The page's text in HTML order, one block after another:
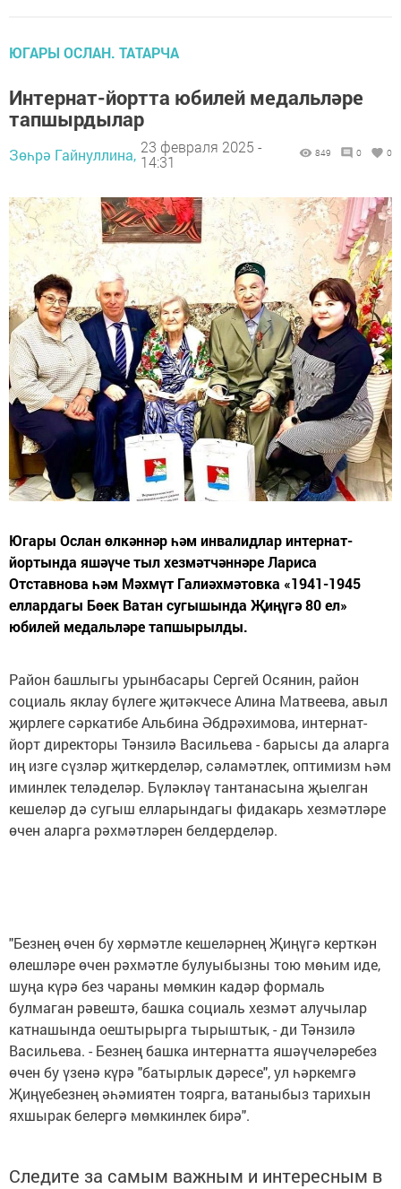
ЮГАРЫ ОСЛАН. ТАТАРЧА
Интернат-йортта юбилей медальләре
тапшырдылар
Зөһрә Гайнуллина, 23 февраля 2025 -
14:31
849 0 0
Югары Ослан өлкәннәр һәм инвалидлар интернат-
йортында яшәүче тыл хезмәтчәннәре Лариса
Отставнова һәм Мәхмүт Галиәхмәтовка «1941-1945
еллардагы Бөек Ватан сугышында Җиңүгә 80 ел»
юбилей медальләре тапшырылды.
Район башлыгы урынбасары Сергей Осянин, район
социаль яклау бүлеге җитәкчесе Алина Матвеева, авыл
җирлеге сәркатибе Альбина Әбдрәхимова, интернат-
йорт директоры Тәнзилә Васильева - барысы да аларга
иң изге сүзләр җиткерделәр, сәламәтлек, оптимизм һәм
иминлек теләделәр. Бүләкләү тантанасына җыелган
кешеләр дә сугыш елларындагы фидакарь хезмәтләре
өчен аларга рәхмәтләрен белдерделәр.
"Безнең өчен бу хөрмәтле кешеләрнең Җиңүгә керткән
өлешләре өчен рәхмәтле булуыбызны тою мөһим иде,
шуңа күрә без чараны мөмкин кадәр формаль
булмаган рәвештә, башка социаль хезмәт алучылар
катнашында оештырырга тырыштык, - ди Тәнзилә
Васильева. - Безнең башка интернатта яшәүчеләребез
өчен бу үзенә күрә "батырлык дәресе", ул һәркемгә
Җиңүебезнең әһәмиятен тоярга, ватаныбыз тарихын
яхшырак белергә мөмкинлек бирә".
Следите за самым важным и интересным в